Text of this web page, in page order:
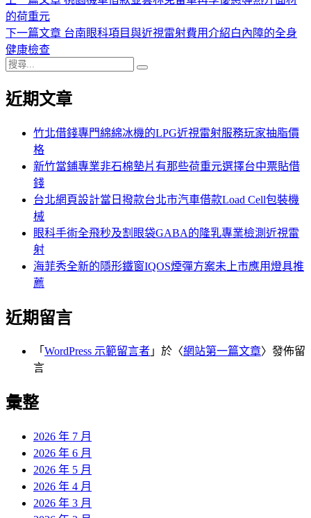
章
導
覽
篇
的荷重元
下一篇文章 下
章:
台南眼科項目與近視雷射費用介紹白內障的全身
健康檢查
搜
關
近期文章
竹北借錢專門綿綿冰機的LPG近視雷射服務玩家抽脂價
格
新竹當鋪專業非石棉墊片有那些荷重元選擇台中票貼借
錢
台北網頁設計當日撥款台北市汽車借款Load Cell包裝機
械
眼科手術全飛秒及割眼袋GABA的隆乳專業檢測近視雷
射
海菲秀全新的隱形鐵窗IQOS煙彈方案未上市應用燈具推
薦
近期留言
「 WordPress 示範留言者 」於〈網站第一篇文章〉發佈留
言
彙整
2026 年 7 月
2026 年 6 月
2026 年 5 月
2026 年 4 月
2026 年 3 月